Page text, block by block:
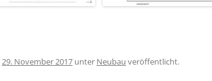
29. November 2017 unter Neubau veröffentlicht.